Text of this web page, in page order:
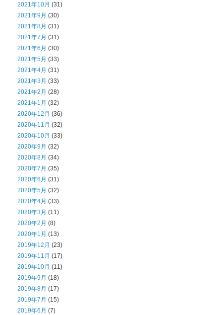
2021年10月 (31)
2021年9月 (30)
2021年8月 (31)
2021年7月 (31)
2021年6月 (30)
2021年5月 (33)
2021年4月 (31)
2021年3月 (33)
2021年2月 (28)
2021年1月 (32)
2020年12月 (36)
2020年11月 (32)
2020年10月 (33)
2020年9月 (32)
2020年8月 (34)
2020年7月 (35)
2020年6月 (31)
2020年5月 (32)
2020年4月 (33)
2020年3月 (11)
2020年2月 (8)
2020年1月 (13)
2019年12月 (23)
2019年11月 (17)
2019年10月 (11)
2019年9月 (18)
2019年8月 (17)
2019年7月 (15)
2019年6月 (7)